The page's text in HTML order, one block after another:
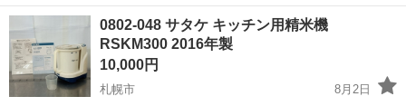
0802-048 サタケ キッチン用精米機
RSKM300 2016年製
10,000円
札幌市
8月2日